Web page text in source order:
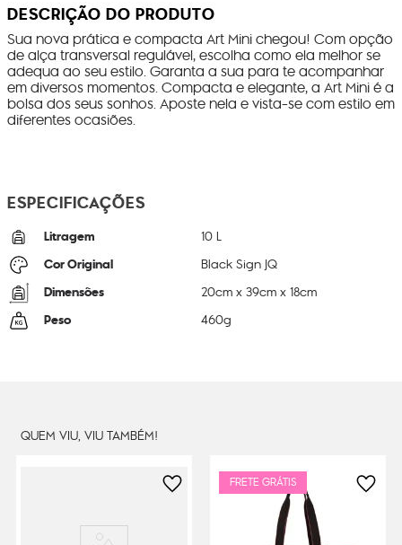
DESCRIÇÃO DO PRODUTO
Sua nova prática e compacta Art Mini chegou! Com opção
de alça transversal regulável, escolha como ela melhor se
adequa ao seu estilo. Garanta a sua para te acompanhar
em diversos momentos. Compacta e elegante, a Art Mini é a
bolsa dos seus sonhos. Aposte nela e vista-se com estilo em
diferentes ocasiões.
ESPECIFICAÇÕES
Litragem 10 L
Cor Original Black Sign JQ
Dimensões 20cm x39cm x18cm
Peso 460g
QUEM VIU, VIU TAMBÉM!
FRETE GRÁTIS